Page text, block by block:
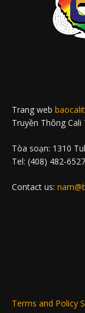
Trang web
Truyền Thông Cali
Tòa soạn: 1310
Tel: (408) 482-
Contact us:
Terms and Policy